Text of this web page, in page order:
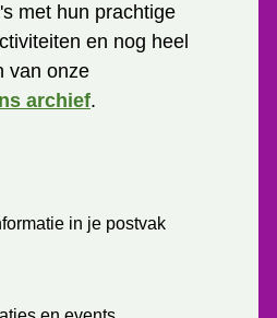
met hun prachtige
en nog heel
van onze
archief.
in je postvak